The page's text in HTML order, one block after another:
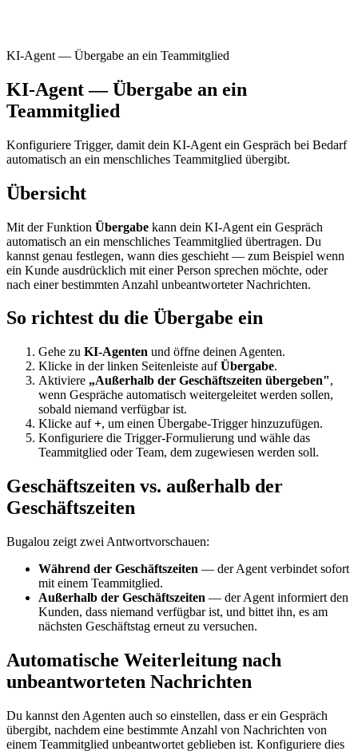
KI-Agent — Übergabe an ein Teammitglied
KI-Agent — Übergabe an ein
Teammitglied
Konfiguriere Trigger, damit dein KI-Agent ein Gespräch bei Bedarf
automatisch an ein menschliches Teammitglied übergibt.
Übersicht
Mit der Funktion Übergabe kann dein KI-Agent ein Gespräch
automatisch an ein menschliches Teammitglied übertragen. Du
kannst genau festlegen, wann dies geschieht — zum Beispiel wenn
ein Kunde ausdrücklich mit einer Person sprechen möchte, oder
nach einer bestimmten Anzahl unbeantworteter Nachrichten.
So richtest du die Übergabe ein
Gehe zu KI-Agenten und öffne deinen Agenten.
Klicke in der linken Seitenleiste aufÜbergabe.
Aktiviere „Außerhalb der Geschäftszeiten übergeben",
wenn Gespräche automatisch weitergeleitet werden sollen,
sobald niemand verfügbar ist.
Klicke auf+, um einen Übergabe-Trigger hinzuzufügen.
Konfiguriere die Trigger-Formulierung und wähle das
Teammitglied oder Team, dem zugewiesen werden soll.
Geschäftszeiten vs. außerhalb der
Geschäftszeiten
Bugalou zeigt zwei Antwortvorschauen:
Während der Geschäftszeiten — der Agent verbindet sofort
mit einem Teammitglied.
Außerhalb der Geschäftszeiten — der Agent informiert den
Kunden, dass niemand verfügbar ist, und bittet ihn, es am
nächsten Geschäftstag erneut zu versuchen.
Automatische Weiterleitung nach
unbeantworteten Nachrichten
Du kannst den Agenten auch so einstellen, dass er ein Gespräch
übergibt, nachdem eine bestimmte Anzahl von Nachrichten von
einem Teammitglied unbeantwortet geblieben ist. Konfiguriere dies